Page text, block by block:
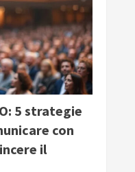
5 strategie
con
il